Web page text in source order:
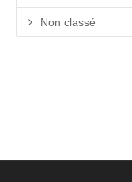
Non classé